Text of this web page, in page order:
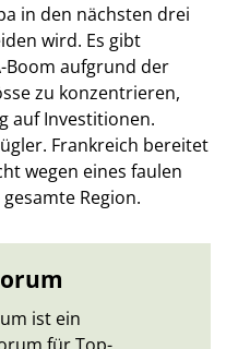
in den nächsten drei
wird. Es gibt
Boom aufgrund der
zu konzentrieren,
auf Investitionen.
Frankreich bereitet
wegen eines faulen
Region.
ist ein